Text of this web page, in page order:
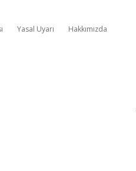
Yasal Uyarı Hakkımızda